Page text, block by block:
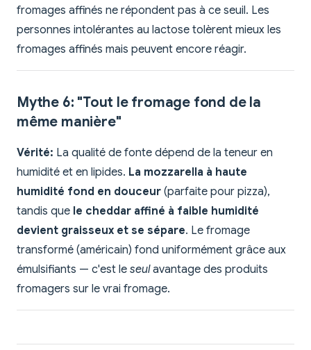
fromages affinés ne répondent pas à ce seuil. Les
personnes intolérantes au lactose tolèrent mieux les
fromages affinés mais peuvent encore réagir.
Mythe 6: "Tout le fromage fond de la
même manière"
Vérité: La qualité de fonte dépend de la teneur en
humidité et en lipides. La mozzarella à haute
humidité fond en douceur (parfaite pour pizza),
tandis que le cheddar affiné à faible humidité
devient graisseux et se sépare. Le fromage
transformé (américain) fond uniformément grâce aux
émulsifiants — c'est le seulavantage des produits
fromagers sur le vrai fromage.